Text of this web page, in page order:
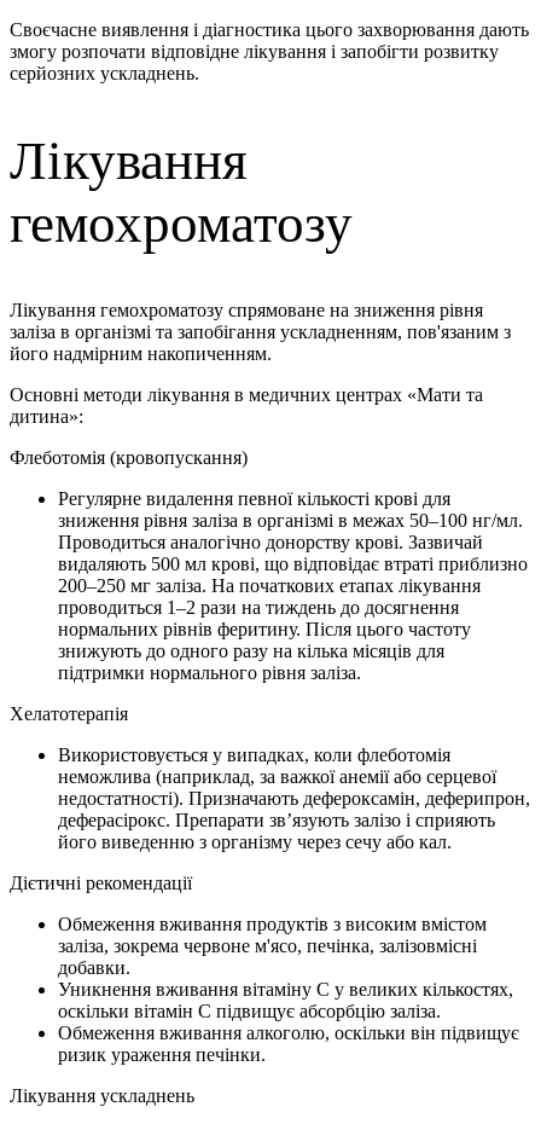
Своєчасне виявлення і діагностика цього захворювання дають
змогу розпочати відповідне лікування і запобігти розвитку
серйозних ускладнень.
Лікування
гемохроматозу
Лікування гемохроматозу спрямоване на зниження рівня
заліза в організмі та запобігання ускладненням, пов'язаним з
його надмірним накопиченням.
Основні методи лікування в медичних центрах «Мати та
дитина»:
Флеботомія (кровопускання)
Регулярне видалення певної кількості крові для
зниження рівня заліза в організмі в межах 50–100 нг/мл.
Проводиться аналогічно донорству крові. Зазвичай
видаляють 500 мл крові, що відповідає втраті приблизно
200–250 мг заліза. На початкових етапах лікування
проводиться 1–2 рази на тиждень до досягнення
нормальних рівнів феритину. Після цього частоту
знижують до одного разу на кілька місяців для
підтримки нормального рівня заліза.
Хелатотерапія
Використовується у випадках, коли флеботомія
неможлива (наприклад, за важкої анемії або серцевої
недостатності). Призначають дефероксамін, деферипрон,
деферасірокс. Препарати зв’язують залізо і сприяють
його виведенню з організму через сечу або кал.
Дієтичні рекомендації
Обмеження вживання продуктів з високим вмістом
заліза, зокрема червоне м'ясо, печінка, залізовмісні
добавки.
Уникнення вживання вітаміну C у великих кількостях,
оскільки вітамін C підвищує абсорбцію заліза.
Обмеження вживання алкоголю, оскільки він підвищує
ризик ураження печінки.
Лікування ускладнень